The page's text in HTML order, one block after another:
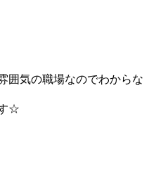
囲気の職場なのでわからな
☆